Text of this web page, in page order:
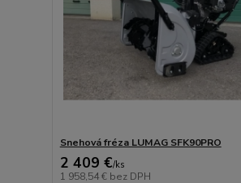
Snehová fréza LUMAG SFK90PRO
2 409 €/ks
1 958,54 € bez DPH